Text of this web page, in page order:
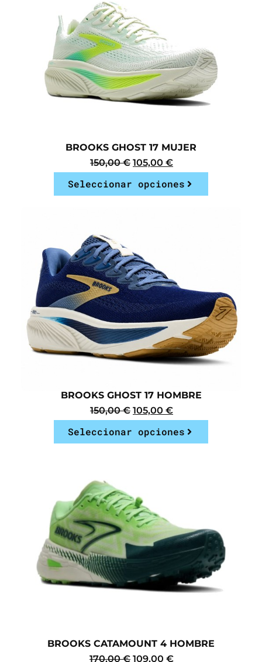
BROOKS GHOST 17 MUJER
150,00€ 105,00 €
Seleccionar opciones
BROOKS GHOST 17 HOMBRE
150,00€ 105,00 €
Seleccionar opciones
BROOKS CATAMOUNT 4 HOMBRE
170,00€ 109,00 €